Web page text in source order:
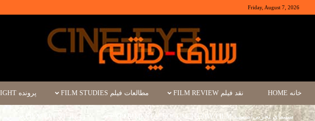
Friday, August 7, 2026
خانه HOME نقد فیلم FILM REVIEW مطالعات فیلم FILM STUDIES پرونده SPOTLIGHT
سینمای تجربی/مستند EXPERIMENTA/ DOCUMENTARY FILM رویداد FILM EVENT